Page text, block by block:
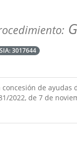
3017644
de
2022, de 7 de